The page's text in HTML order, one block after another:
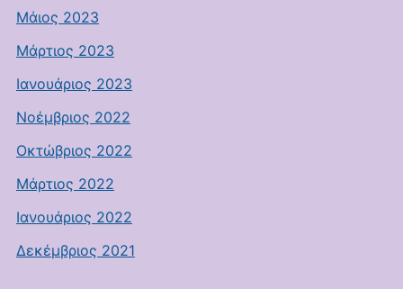
Μάιος 2023
Μάρτιος 2023
Ιανουάριος 2023
Νοέμβριος 2022
Οκτώβριος 2022
Μάρτιος 2022
Ιανουάριος 2022
Δεκέμβριος 2021